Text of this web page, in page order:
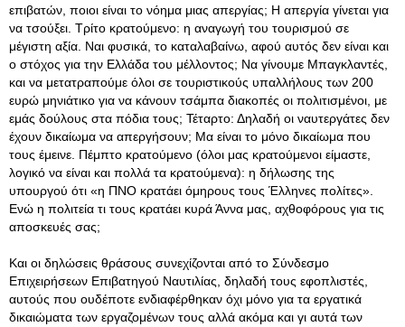
επιβατών, ποιοι είναι το νόημα μιας απεργίας; Η απεργία γίνεται για
να τσούξει. Τρίτο κρατούμενο: η αναγωγή του τουρισμού σε
μέγιστη αξία. Ναι φυσικά, το καταλαβαίνω, αφού αυτός δεν είναι και
ο στόχος για την Ελλάδα του μέλλοντος; Να γίνουμε Μπαγκλαντές,
και να μετατραπούμε όλοι σε τουριστικούς υπαλλήλους των 200
ευρώ μηνιάτικο για να κάνουν τσάμπα διακοπές οι πολιτισμένοι, με
εμάς δούλους στα πόδια τους; Τέταρτο: Δηλαδή οι ναυτεργάτες δεν
έχουν δικαίωμα να απεργήσουν; Μα είναι το μόνο δικαίωμα που
τους έμεινε . Πέμπτο κρατούμενο (όλοι μας κρατούμενοι είμαστε,
λογικό να είναι και πολλά τα κρατούμενα): η δήλωσης της
υπουργού ότι «η ΠΝΟ κρατάει όμηρους τους Έλληνες πολίτες».
Ενώ η πολιτεία τι τους κρατάει κυρά Άννα μας, αχθοφόρους για τις
αποσκευές σας;
Και οι δηλώσεις θράσους συνεχίζονται από το Σύνδεσμο
Επιχειρήσεων Επιβατηγού Ναυτιλίας, δηλαδή τους εφοπλιστές,
αυτούς που ουδέποτε ενδιαφέρθηκαν όχι μόνο για τα εργατικά
δικαιώματα των εργαζομένων τους αλλά ακόμα και γι αυτά των